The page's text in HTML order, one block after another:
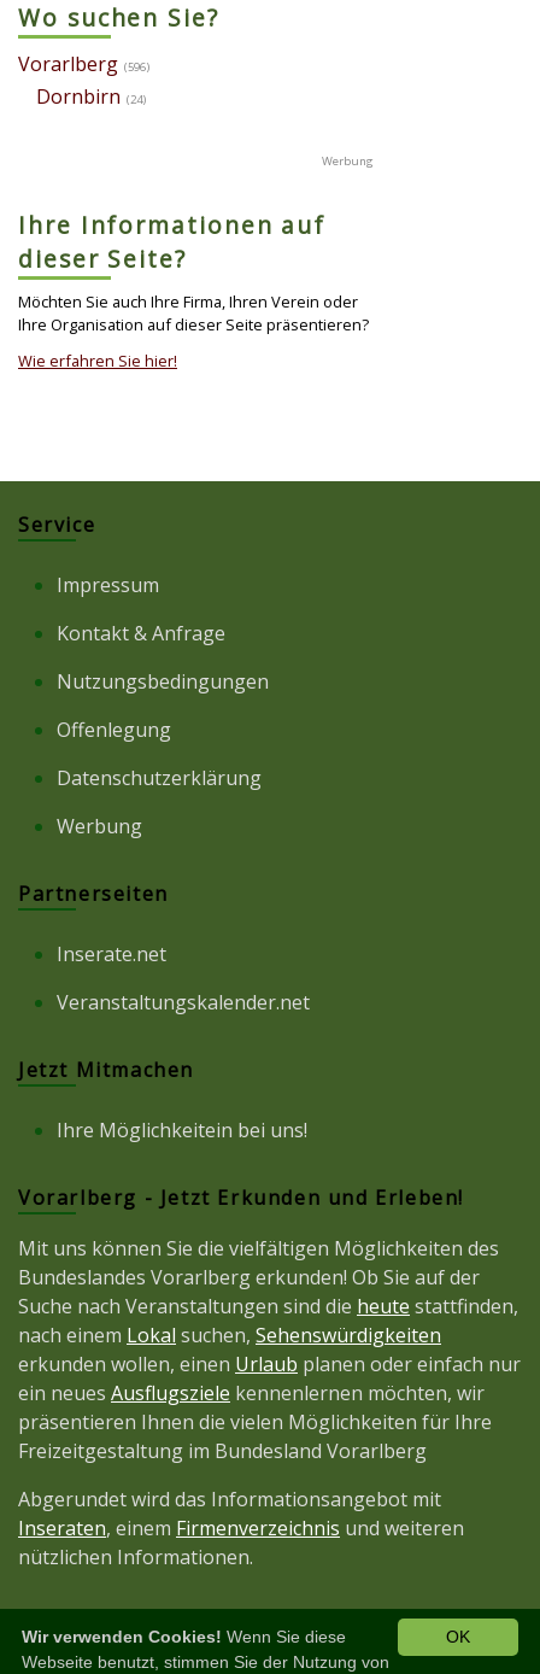
Wo suchen Sie?
Vorarlberg (596)
Dornbirn (24)
Ihre Informationen auf
dieser Seite?
Möchten Sie auch Ihre Firma, Ihren Verein oder
Ihre Organisation auf dieser Seite präsentieren?
Wie erfahren Sie hier!
Service
Impressum
Kontakt & Anfrage
Nutzungsbedingungen
Offenlegung
Datenschutzerklärung
Werbung
Partnerseiten
Inserate.net
Veranstaltungskalender.net
Jetzt Mitmachen
Ihre Möglichkeitein bei uns!
Vorarlberg - Jetzt Erkunden und Erleben!
Mit uns können Sie die vielfältigen Möglichkeiten des
Bundeslandes Vorarlberg erkunden! Ob Sie auf der
Suche nach Veranstaltungen sind die heute stattfinden,
nach einem Lokal suchen, Sehenswürdigkeiten
erkunden wollen, einen Urlaub planen oder einfach nur
ein neues Ausflugsziele kennenlernen möchten, wir
präsentieren Ihnen die vielen Möglichkeiten für Ihre
Freizeitgestaltung im Bundesland Vorarlberg
Abgerundet wird das Informationsangebot mit
Inseraten, einem Firmenverzeichnis und weiteren
nützlichen Informationen.
Diese Seite ist ein Projekt derJetztMedien.com OK
Wir verwenden Cookies! Wenn Sie diese
Webseite benutzt, stimmen Sie der Nutzung von